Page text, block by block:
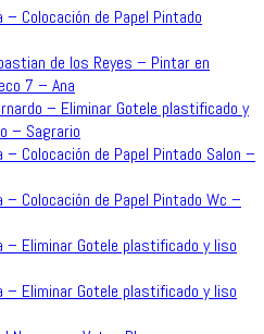
Colocación de Papel Pintado
de los Reyes – Pintar en
7 – Ana
– Eliminar Gotele plastificado y
– Sagrario
Colocación de Papel Pintado Salon –
– Colocación de Papel Pintado Wc –
– Eliminar Gotele plastificado y liso
– Eliminar Gotele plastificado y liso